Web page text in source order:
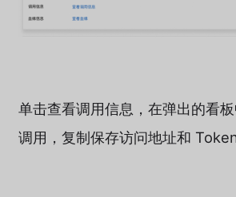
单击查看调用信息，在弹出的看
调用，复制保存访问地址和 Token